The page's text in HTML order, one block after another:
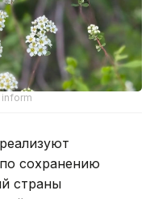
сохранению
страны